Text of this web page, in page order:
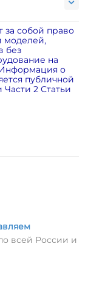
собой право
моделей,
без
на
Информация о
публичной
2 Статьи
всей России и